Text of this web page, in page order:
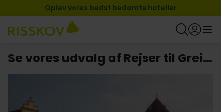
Oplev vores bedst bedømte hoteller
Se vores udvalg af Rejser til Greifswald